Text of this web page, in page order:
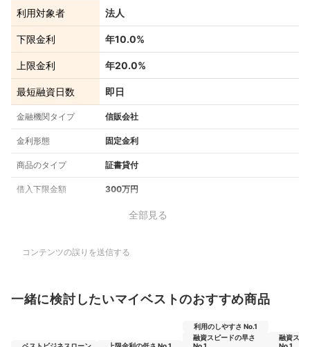
利用対象者 法人
下限金利 年10.0%
上限金利 年20.0%
最短融資日数 即日
金融機関タイプ 信販会社
金利形態 固定金利
商品のタイプ 証書貸付
借入下限金額 300万円
全部見る
コンテンツの誤りを送信する
一緒に検討したいマイベストのおすすめ商品
利用のしやすさ No.1
融資スピードの早さ
融資スピ